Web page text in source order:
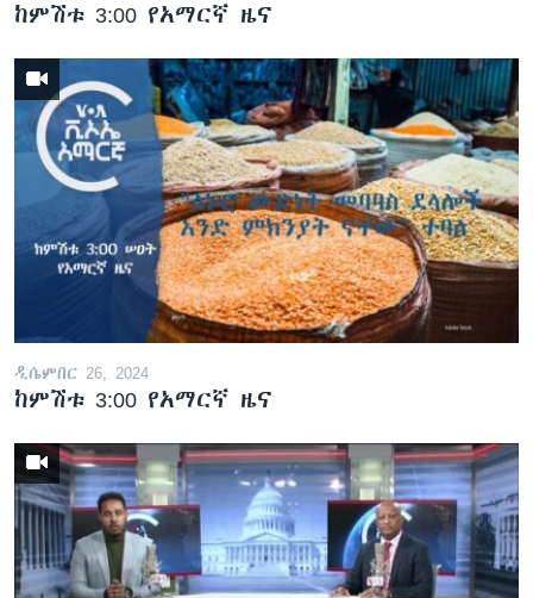
ከምሽቱ 3:00 የአማርኛ ዜና
ዲሴምበር 26, 2024
ከምሽቱ 3:00 የአማርኛ ዜና